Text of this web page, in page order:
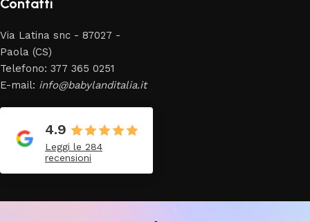
Via Latina snc - 87027 -
Paola (CS)
Telefono: 377 365 0251
E-mail: info@babylanditalia.it
4.9
Leggi le 284
recensioni